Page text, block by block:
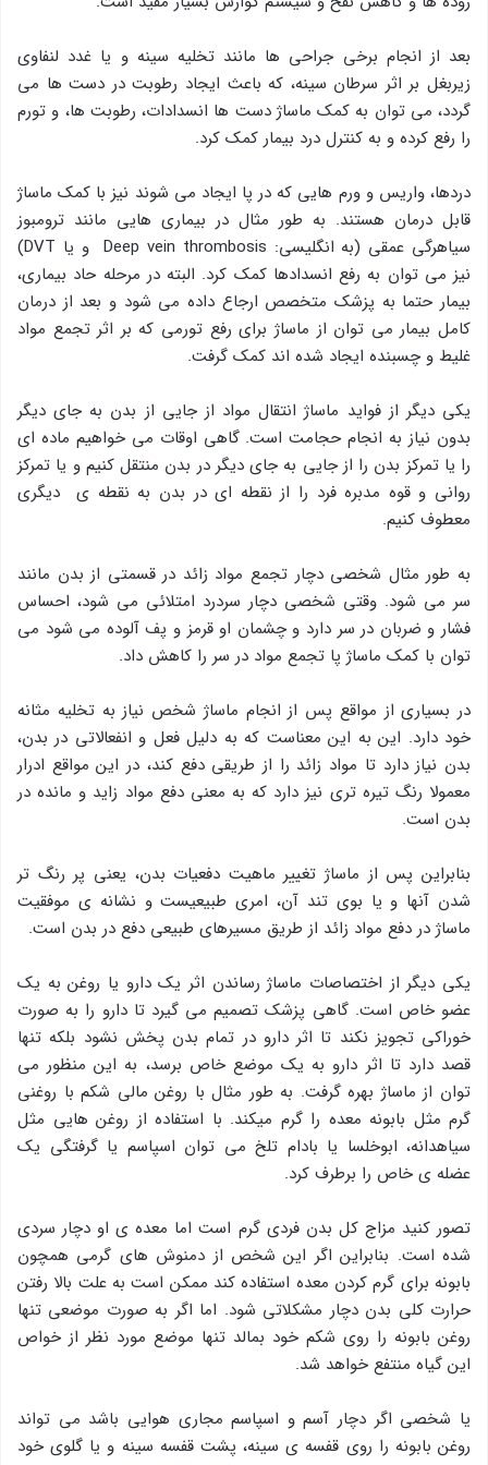
بعد از انجام برخی جراحی ها مانند تخلیه سینه و یا غدد لنفاوی
زیربغل بر اثر سرطان سینه، که باعث ایجاد رطوبت در دست ها می
گردد، می توان به کمک ماساژ دست ها انسدادات، رطوبت ها، و تورم
را رفع کرده و به کنترل درد بیمار کمک کرد.
دردها، واریس و ورم هایی که در پا ایجاد می شوند نیز با کمک ماساژ
قابل درمان هستند. به طور مثال در بیماری هایی مانند ترومبوز
سیاهرگی عمقی (به انگلیسی: Deep vein thrombosis و یا DVT)
نیز می توان به رفع انسدادها کمک کرد. البته در مرحله حاد بیماری،
بیمار حتما به پزشک متخصص ارجاع داده می شود و بعد از درمان
کامل بیمار می توان از ماساژ برای رفع تورمی که بر اثر تجمع مواد
غلیط و چسبنده ایجاد شده اند کمک گرفت.
یکی دیگر از فواید ماساژ انتقال مواد از جایی از بدن به جای دیگر
بدون نیاز به انجام حجامت است. گاهی اوقات می خواهیم ماده ای
را یا تمركز بدن را از جایی به جای دیگر در بدن منتقل کنیم و یا تمركز
روانی و قوه مدبره فرد را از نقطه ای در بدن به نقطه ی دیگری
معطوف کنیم.
به طور مثال شخصی دچار تجمع مواد زائد در قسمتی از بدن مانند
سر می شود. وقتی شخصی دچار سردرد امتلائی می شود، احساس
فشار و ضربان در سر دارد و چشمان او قرمز و پف آلوده می شود می
توان با کمک ماساژ پا تجمع مواد در سر را کاهش داد.
در بسیاری از مواقع پس از انجام ماساژ شخص نیاز به تخلیه مثانه
خود دارد. این به این معناست که به دلیل فعل و انفعالاتی در بدن،
بدن نیاز دارد تا مواد زائد را از طریقی دفع کند، در این مواقع ادرار
معمولا رنگ تیره تری نیز دارد که به معنی دفع مواد زاید و مانده در
بدن است.
بنابراین پس از ماساژ تغییر ماهیت دفعیات بدن، یعنی پر رنگ تر
شدن آنها و یا بوی تند آن، امری طبیعیست و نشانه ی موفقیت
ماساژ در دفع مواد زائد از طریق مسیرهای طبیعی دفع در بدن است.
یکی دیگر از اختصاصات ماساژ رساندن اثر یک دارو یا روغن به یک
عضو خاص است. گاهی پزشک تصمیم می گیرد تا دارو را به صورت
خوراکی تجویز نکند تا اثر دارو در تمام بدن پخش نشود بلکه تنها
قصد دارد تا اثر دارو به یک موضع خاص برسد، به این منظور می
توان از ماساژ بهره گرفت. به طور مثال با روغن مالی شکم با روغنی
گرم مثل بابونه معده را گرم میکند. با استفاده از روغن هایی مثل
سیاهدانه، ابوخلسا یا بادام تلخ می توان اسپاسم یا گرفتگی یک
عضله ی خاص را برطرف کرد.
تصور کنید مزاج کل بدن فردی گرم است اما معده ی او دچار سردی
شده است. بنابراین اگر این شخص از دمنوش های گرمی همچون
بابونه برای گرم کردن معده استفاده کند ممکن است به علت بالا رفتن
حرارت کلی بدن دچار مشکلاتی شود. اما اگر به صورت موضعی تنها
روغن بابونه را روی شکم خود بمالد تنها موضع مورد نظر از خواص
این گیاه منتفع خواهد شد.
یا شخصی اگر دچار آسم و اسپاسم مجاری هوایی باشد می تواند
روغن بابونه را روی قفسه ی سینه، پشت قفسه سینه و یا گلوی خود